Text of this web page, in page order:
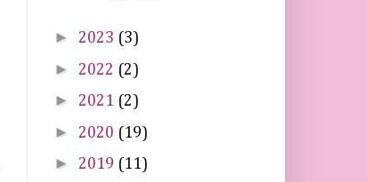
► 2023 (3)
► 2022 (2)
► 2021 (2)
► 2020 (19)
► 2019 (11)